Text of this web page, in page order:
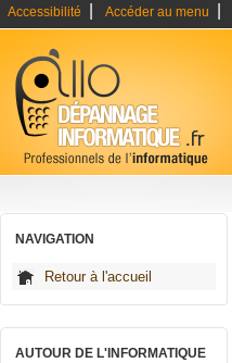
Accessibilité Accéder au menu
NAVIGATION
Retour à l'accueil
AUTOUR DE L'INFORMATIQUE